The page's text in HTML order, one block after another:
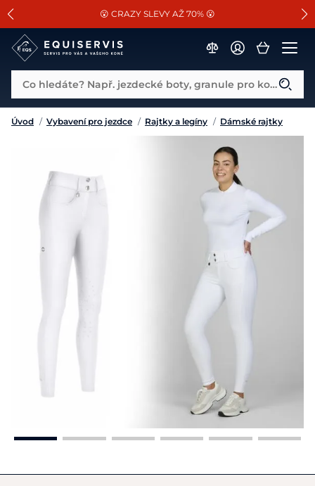
SLEVA 13% na vše od Cassini!
😮 CRAZY SLEVY AŽ 70% 😮
📐Pasování a doplňky k vybraným sedlům ZDARMA 🐴
Co hledáte? Např. jezdecké boty, granule pro koně...
Úvod / Vybavení pro jezdce / Rajtky a legíny / Dámské rajtky